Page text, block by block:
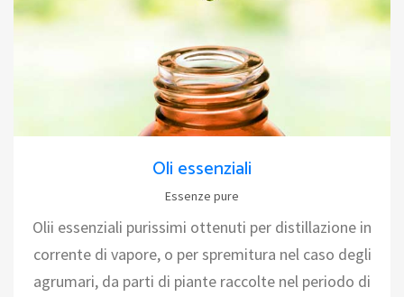
Oli essenziali
Essenze pure
Olii essenziali purissimi ottenuti per distillazione in
corrente di vapore, o per spremitura nel caso degli
agrumari, da parti di piante raccolte nel periodo di